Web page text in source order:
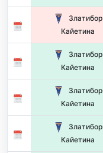
Златибор
Кайетина
Златибор
Кайетина
Златибор
Кайетина
Златибор
Кайетина